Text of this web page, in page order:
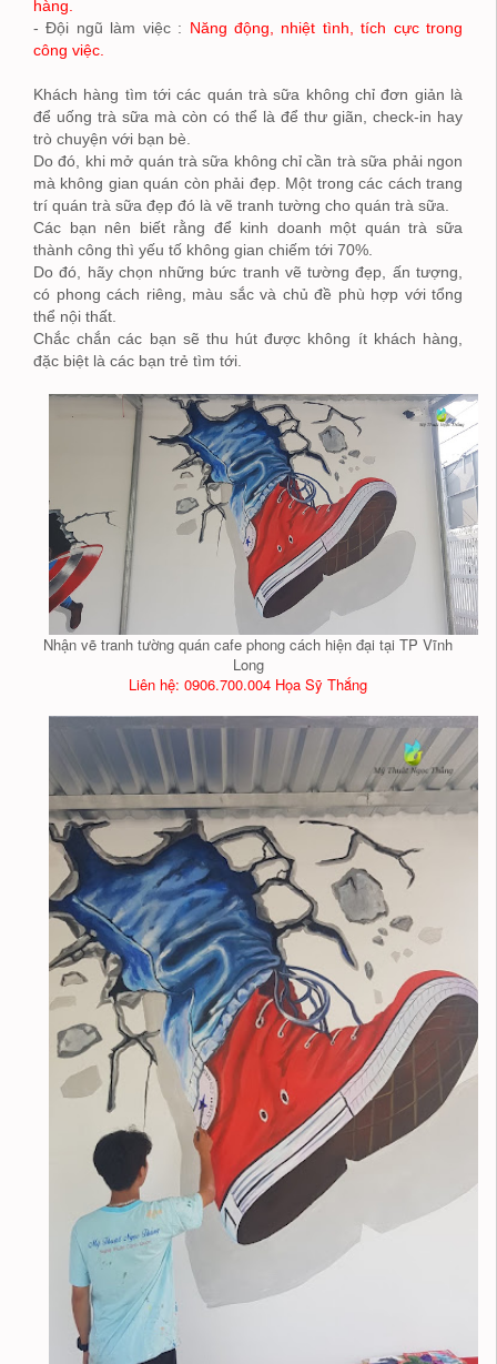
hàng.
- Đội ngũ làm việc : Năng động, nhiệt tình, tích cực trong
công việc.
Khách hàng tìm tới các quán trà sữa không chỉ đơn giản là
để uống trà sữa mà còn có thể là để thư giãn, check-in hay
trò chuyện với bạn bè.
Do đó, khi mở quán trà sữa không chỉ cần trà sữa phải ngon
mà không gian quán còn phải đẹp. Một trong các cách trang
trí quán trà sữa đẹp đó là vẽ tranh tường cho quán trà sữa.
Các bạn nên biết rằng để kinh doanh một quán trà sữa
thành công thì yếu tố không gian chiếm tới 70%.
Do đó, hãy chọn những bức tranh vẽ tường đẹp, ấn tượng,
có phong cách riêng, màu sắc và chủ đề phù hợp với tổng
thể nội thất.
Chắc chắn các bạn sẽ thu hút được không ít khách hàng,
đặc biệt là các bạn trẻ tìm tới.
Nhận vẽ tranh tường quán cafe phong cách hiện đại tại TP Vĩnh
Long
Liên hệ: 0906.700.004 Họa Sỹ Thắng